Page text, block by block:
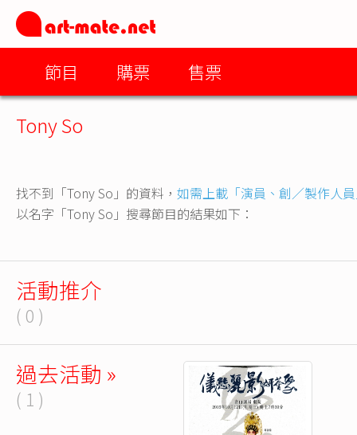
節目 購票 售票
Tony So
找不到「Tony So」的資料， 如需上載「演員、創／製作人
以名字「Tony So」搜尋節目的結果如下：
活動推介
( 0 )
過去活動 »
( 1 )